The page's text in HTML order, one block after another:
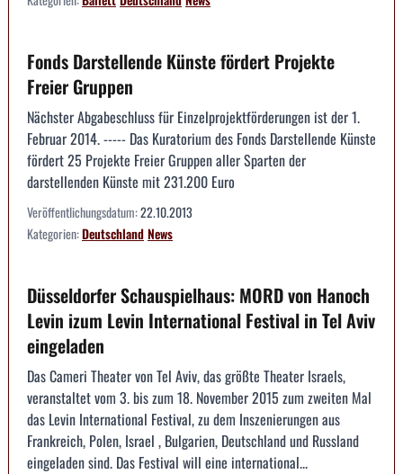
Fonds Darstellende Künste fördert Projekte
Freier Gruppen
Nächster Abgabeschluss für Einzelprojektförderungen ist der 1.
Februar 2014. ----- Das Kuratorium des Fonds Darstellende Künste
fördert 25 Projekte Freier Gruppen aller Sparten der
darstellenden Künste mit 231.200 Euro
Veröffentlichungsdatum:22.10.2013
Kategorien:DeutschlandNews
Düsseldorfer Schauspielhaus: MORD von Hanoch
Levin izum Levin International Festival in Tel Aviv
eingeladen
Das Cameri Theater von Tel Aviv, das größte Theater Israels,
veranstaltet vom 3. bis zum 18. November 2015 zum zweiten Mal
das Levin International Festival, zu dem Inszenierungen aus
Frankreich, Polen, Israel , Bulgarien, Deutschland und Russland
eingeladen sind. Das Festival will eine international...